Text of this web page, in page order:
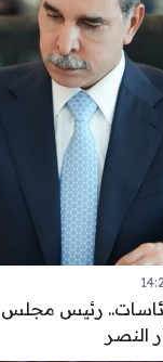
رئيس مجلس
النصر